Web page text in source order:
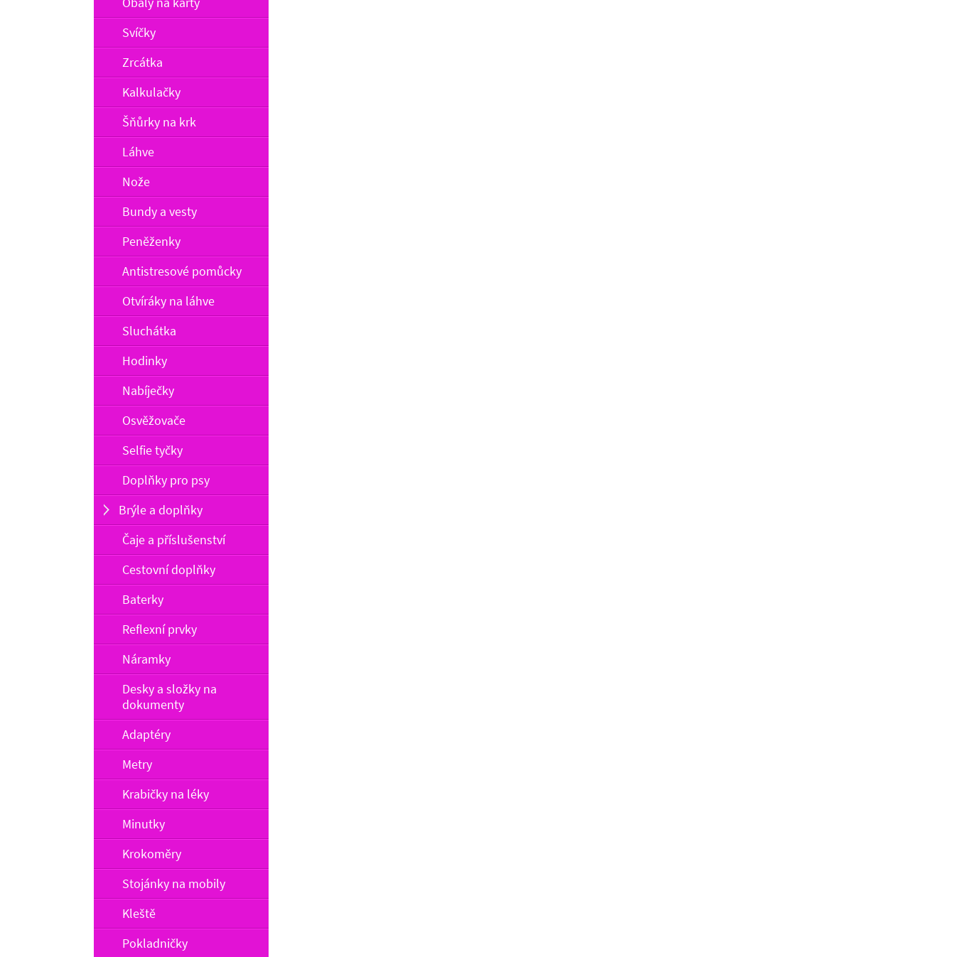
Svíčky
Zrcátka
Kalkulačky
Šňůrky na krk
Láhve
Nože
Bundy a vesty
Peněženky
Antistresové pomůcky
Otvíráky na láhve
Sluchátka
Hodinky
Nabíječky
Osvěžovače
Selfie tyčky
Doplňky pro psy
Brýle a doplňky
Čaje a příslušenství
Cestovní doplňky
Baterky
Reflexní prvky
Náramky
Desky a složky na
dokumenty
Adaptéry
Metry
Krabičky na léky
Minutky
Krokoměry
Stojánky na mobily
Kleště
Pokladničky